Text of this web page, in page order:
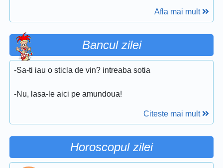
Afla mai mult
Bancul zilei
-Sa-ti iau o sticla de vin? intreaba sotia
-Nu, lasa-le aici pe amundoua!
Citeste mai mult
Horoscopul zilei